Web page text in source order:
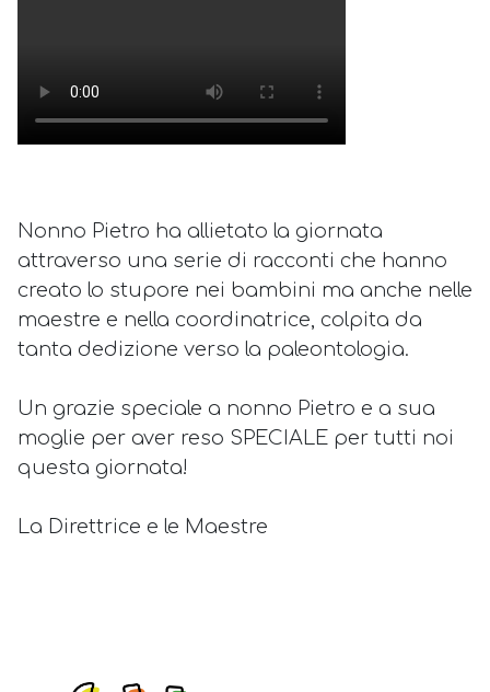
Nonno Pietro ha allietato la giornata
attraverso una serie di racconti che hanno
creato lo stupore nei bambini ma anche nelle
maestre e nella coordinatrice, colpita da
tanta dedizione verso la paleontologia.
Un grazie speciale a nonno Pietro e a sua
moglie per aver reso SPECIALE per tutti noi
questa giornata!
La Direttrice e le Maestre